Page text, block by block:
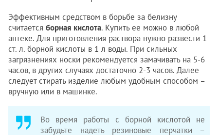
Эффективным средством в борьбе за белизну
считается борная кислота. Купить ее можно в любой
аптеке. Для приготовления раствора нужно развести 1
ст. л. борной кислоты в 1 л воды. При сильных
загрязнениях носки рекомендуется замачивать на 5-6
часов, в других случаях достаточно 2-3 часов. Далее
следует стирать изделие любым удобным способом –
вручную или в машинке.
Во время работы с борной кислотой не
забудьте надеть резиновые перчатки –